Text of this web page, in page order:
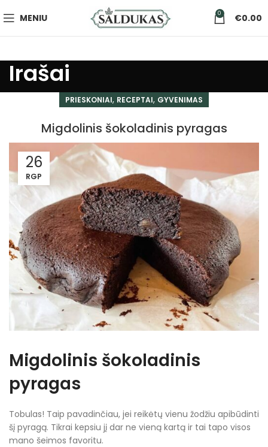
MENIU 0 €0.00
Irašai
PRIESKONIAI, RECEPTAI, GYVENIMAS
Migdolinis šokoladinis pyragas
26
RGP
Migdolinis šokoladinis
pyragas
Tobulas! Taip pavadinčiau, jei reikėtų vienu žodžiu apibūdinti
šį pyragą. Tikrai kepsiu jį dar ne vieną kartą ir tai tapo visos
mano šeimos favoritu.